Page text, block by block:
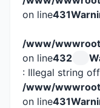
on line431
/www/
on line432
: Illegal string
/www/
on line431